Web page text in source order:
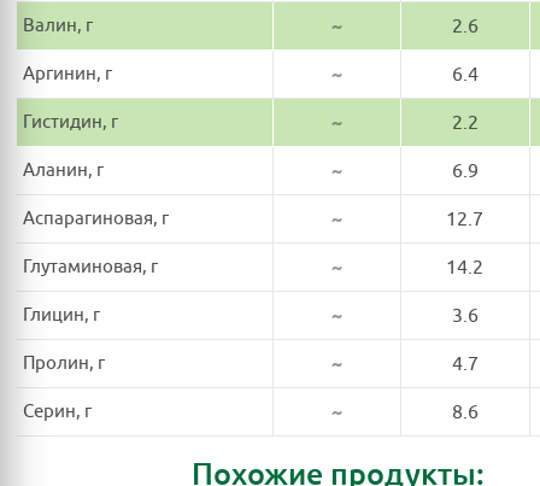
Валин, г ~ 2.6
Аргинин, г ~ 6.4
Гистидин, г ~ 2.2
Аланин, г ~ 6.9
Аспарагиновая, г ~ 12.7
Глутаминовая, г ~ 14.2
Глицин, г ~ 3.6
Пролин, г ~ 4.7
Серин, г ~ 8.6
Похожие продукты: